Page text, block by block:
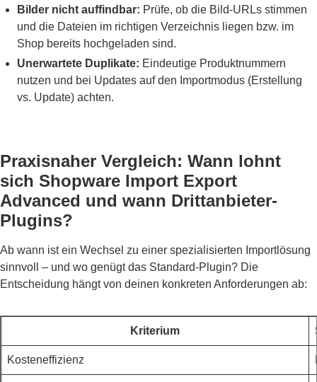
Bilder nicht auffindbar: Prüfe, ob die Bild-URLs stimmen
und die Dateien im richtigen Verzeichnis liegen bzw. im
Shop bereits hochgeladen sind.
Unerwartete Duplikate: Eindeutige Produktnummern
nutzen und bei Updates auf den Importmodus (Erstellung
vs. Update) achten.
Praxisnaher Vergleich: Wann lohnt
sich Shopware Import Export
Advanced und wann Drittanbieter-
Plugins?
Ab wann ist ein Wechsel zu einer spezialisierten Importlösung
sinnvoll – und wo genügt das Standard-Plugin? Die
Entscheidung hängt von deinen konkreten Anforderungen ab:
Kriterium
Kosteneffizienz